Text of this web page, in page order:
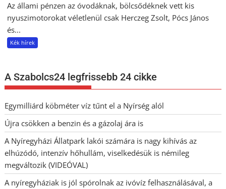
Az állami pénzen az óvodáknak, bölcsődéknek vett kis
nyuszimotorokat véletlenül csak Herczeg Zsolt, Pócs János
és...
Kék hírek
A Szabolcs24 legfrissebb 24 cikke
Egymilliárd köbméter víz tűnt el a Nyírség alól
Újra csökken a benzin és a gázolaj ára is
A Nyíregyházi Állatpark lakói számára is nagy kihívás az
elhúzódó, intenzív hőhullám, viselkedésük is némileg
megváltozik (VIDEÓVAL)
A nyíregyháziak is jól spórolnak az ivóvíz felhasználásával, a